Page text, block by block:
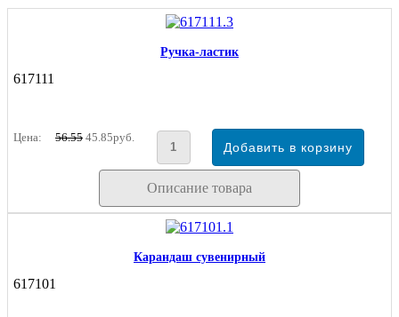
Ручка-ластик
617111
Цена: 56.55 45.85руб.
Описание товара
Карандаш сувенирный
617101